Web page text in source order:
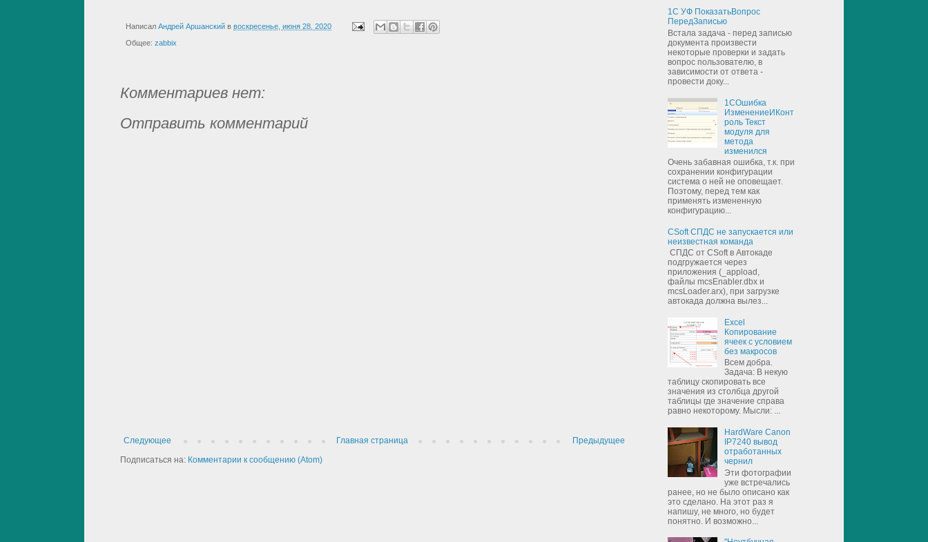
Написал Андрей Аршанский в воскресенье, июня 28, 2020
Общее: zabbix
Комментариев нет:
Отправить комментарий
Следующее Предыдущее
Главная страница
Подписаться на: Комментарии к сообщению (Atom)
1С УФ ПоказатьВопрос
ПередЗаписью
Встала задача - перед записью
документа произвести
некоторые проверки и задать
вопрос пользователю, в
зависимости от ответа -
провести доку...
1СОшибка
ИзменениеИКонт
роль Текст
модуля для
метода
изменился
Очень забавная ошибка, т.к. при
сохранении конфигурации
система о ней не оповещает.
Поэтому, перед тем как
применять измененную
конфигурацию...
CSoft СПДС не запускается или
неизвестная команда
СПДС от CSoft в Автокаде
подгружается через
приложения (_appload,
файлы mcsEnabler.dbx и
mcsLoader.arx), при загрузке
автокада должна вылез...
Excel
Копирование
ячеек с условием
без макросов
Всем добра.
Задача: В некую
таблицу скопировать все
значения из столбца другой
таблицы где значение справа
равно некоторому. Мысли: ...
HardWare Canon
IP7240 вывод
отработанных
чернил
Эти фотографии
уже встречались
ранее, но не было описано как
это сделано. На этот раз я
напишу, не много, но будет
понятно. И возможно...